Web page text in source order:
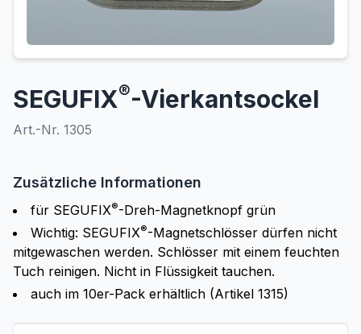
SEGUFIX®-Vierkantsockel
Art.-Nr. 1305
Zusätzliche Informationen
für SEGUFIX®-Dreh-Magnetknopf grün
Wichtig: SEGUFIX®-Magnetschlösser dürfen nicht
mitgewaschen werden. Schlösser mit einem feuchten
Tuch reinigen. Nicht in Flüssigkeit tauchen.
auch im 10er-Pack erhältlich (Artikel 1315)